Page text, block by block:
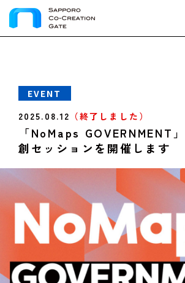
EVENT
2025.08.12 （終了しました）
「NoMaps GOVERNMENT
創セッションを開催します